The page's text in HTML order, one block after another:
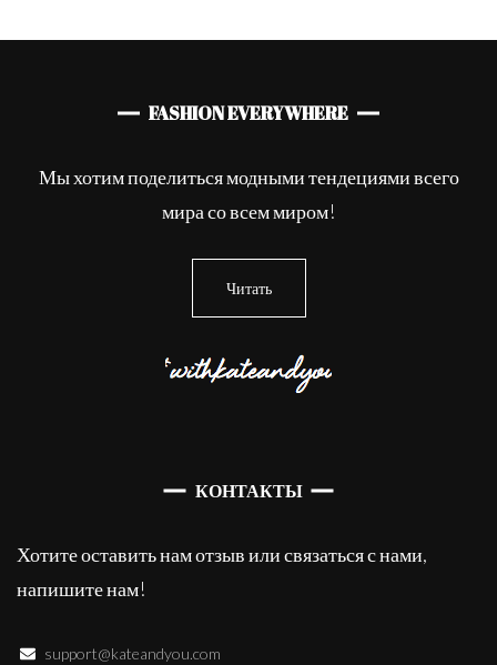
FASHION EVERYWHERE
Мы хотим поделиться модными тендециями всего
мира со всем миром!
Читать
КОНТАКТЫ
Хотите оставить нам отзыв или связаться с нами,
напишите нам!
support@kateandyou.com